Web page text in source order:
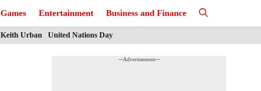
Games Entertainment Business and Finance
Keith Urban United Nations Day
---Advertisement---